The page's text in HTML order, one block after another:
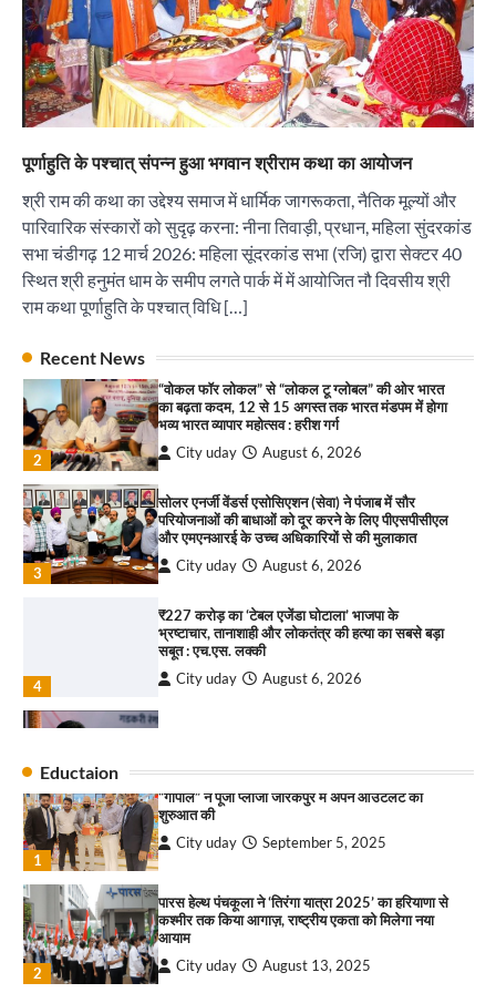
पूर्णाहुति के पश्चात् संपन्न हुआ भगवान श्रीराम कथा का आयोजन
श्री राम की कथा का उद्देश्य समाज में धार्मिक जागरूकता, नैतिक मूल्यों और
पारिवारिक संस्कारों को सुदृढ़ करना: नीना तिवाड़ी, प्रधान, महिला सुंदरकांड
सभा चंडीगढ़ 12 मार्च 2026: महिला सूंदरकांड सभा (रजि) द्वारा सेक्टर 40
स्थित श्री हनुमंत धाम के समीप लगते पार्क में में आयोजित नौ दिवसीय श्री
राम कथा पूर्णाहुति के पश्चात् विधि […]
Recent News
2
3
सोलर एनर्जी वेंडर्स एसोसिएशन (सेवा) ने पंजाब में सौर
परियोजनाओं की बाधाओं को दूर करने के लिए पीएसपीसीएल
और एमएनआरई के उच्च अधिकारियों से की मुलाकात
City uday August 6, 2026
4
₹227 करोड़ का ‘टेबल एजेंडा घोटाला’ भाजपा के
भ्रष्टाचार, तानाशाही और लोकतंत्र की हत्या का सबसे बड़ा
सबूत : एच.एस. लक्की
City uday August 6, 2026
इंडियन नेशनल थियेटर द्वारा 9 अगस्त को होगा ‘वर्षा ऋतु
संगीत संध्या 2026’ का आयोजन
2
“वोकल फॉर लोकल” से “लोकल टू ग्लोबल” की ओर भारत
का बढ़ता कदम, 12 से 15 अगस्त तक भारत मंडपम में होगा
भव्य भारत व्यापार महोत्सव : हरीश गर्ग
City uday August 6, 2026
3
सोलर एनर्जी वेंडर्स एसोसिएशन (सेवा) ने पंजाब में सौर
परियोजनाओं की बाधाओं को दूर करने के लिए पीएसपीसीएल
और एमएनआरई के उच्च अधिकारियों से की मुलाकात
City uday August 6, 2026
4
₹227 करोड़ का ‘टेबल एजेंडा घोटाला’ भाजपा के
भ्रष्टाचार, तानाशाही और लोकतंत्र की हत्या का सबसे बड़ा
सबूत : एच.एस. लक्की
City uday August 6, 2026
1
“वोकल फॉर लोकल” से “लोकल टू ग्लोबल” की ओर भारत
का बढ़ता कदम, 12 से 15 अगस्त तक भारत मंडपम में होगा
भव्य भारत व्यापार महोत्सव : हरीश गर्ग
City uday August 6, 2026
सोलर एनर्जी वेंडर्स एसोसिएशन (सेवा) ने पंजाब में सौर
परियोजनाओं की बाधाओं को दूर करने के लिए पीएसपीसीएल
Eductaion
2
पारस हेल्थ पंचकूला ने ‘तिरंगा यात्रा 2025’ का हरियाणा से
आयाम
City uday August 13, 2025
3
सरकारी आदर्श उच्च विद्यालय, सैक्टर 34-सी, चण्डीगढ़ में
कार्यक्रम आयोजित
City uday August 6, 2025
राहुल गाँधी ने खाई है वैश्विक मंच पर भारत को कमजोर करने
की कसम: देवशाली
City uday August 6, 2025
1
“गोपाल” ने पूजा प्लाजा जीरकपुर में अपने आउटलेट की
शुरुआत की
City uday September 5, 2025
2
पारस हेल्थ पंचकूला ने ‘तिरंगा यात्रा 2025’ का हरियाणा से
कश्मीर तक किया आगाज़, राष्ट्रीय एकता को मिलेगा नया
आयाम
City uday August 13, 2025